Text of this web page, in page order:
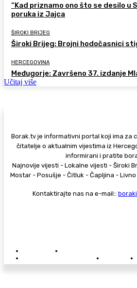
“Kad priznamo ono što se desilo u
poruka iz Jajca
ŠIROKI BRIJEG
Široki Brijeg: Brojni hodočasnici
HERCEGOVINA
Međugorje: Završeno 37. izdanje
Učitaj više
Borak.tv je informativni portal koji ima za
čitatelje o aktualnim vijestima iz
informirani i pratite
Najnovije vijesti - Lokalne vijesti - Široki
Mostar - Posušje - Čitluk - Čapljina -
Kontaktirajte nas na e-mail::